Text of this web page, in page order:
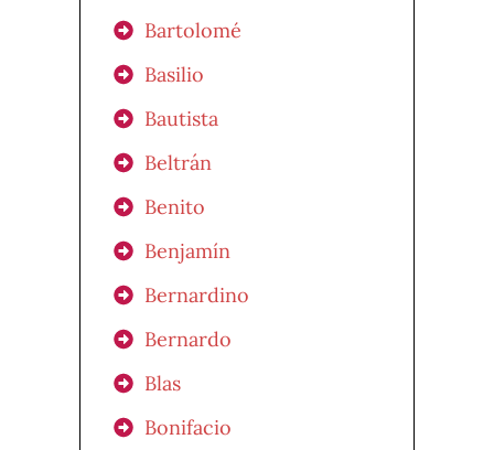
Bartolomé
Basilio
Bautista
Beltrán
Benito
Benjamín
Bernardino
Bernardo
Blas
Bonifacio